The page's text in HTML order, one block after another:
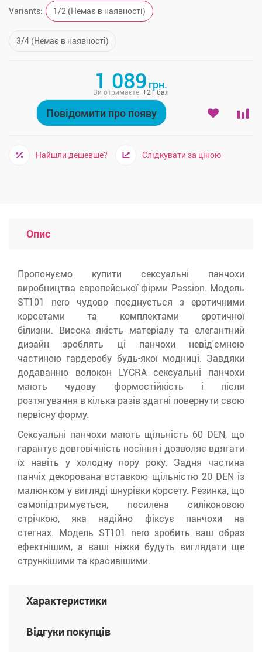
Variants: 1/2 (Немає в наявності)
3/4 (Немає в наявності)
1 089 грн.
Ви отримаєте +21бал
Повідомити про появу
Найшли дешевше? Слідкувати за ціною
Опис
Пропонуємо купити сексуальні панчохи
виробництва європейської фірми Passion. Модель
ST101 nero чудово поєднується з еротичними
корсетами та комплектами еротичної
білизни. Висока якість матеріалу та елегантний
дизайн зроблять ці панчохи невід'ємною
частиною гардеробу будь-якої модниці. Завдяки
додаванню волокон LYCRA сексуальні панчохи
мають чудову формостійкість і після
розтягування в кілька разів здатні повернути свою
первісну форму.
Сексуальні панчохи мають щільність 60 DEN, що
гарантує довговічність носіння і дозволяє вдягати
їх навіть у холодну пору року. Задня частина
панчіх декорована вставкою щільністю 20 DEN із
малюнком у вигляді шнурівки корсету. Резинка, що
самопідтримується, посилена силіконовою
стрічкою, яка надійно фіксує панчохи на
стегнах. Модель ST101 nero зробить ваш образ
ефектнішим, а ваші ніжки будуть виглядати ще
стрункішими та красивішими.
Характеристики
Відгуки покупців